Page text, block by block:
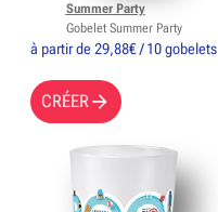
à partir de 29,88€ / 10 gobelets
CRÉER
Summer Party
Gobelet Summer Party